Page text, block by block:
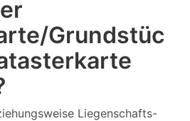
Grundstüc
Liegenschafts-